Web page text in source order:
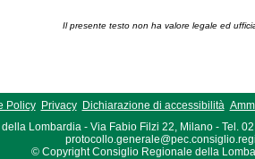
Il presente testo non ha valore legale ed
Policy Privacy Dichiarazione di accessibilità
Lombardia - Via Fabio Filzi 22, Milano - Tel.
© Copyright Consiglio Regionale della